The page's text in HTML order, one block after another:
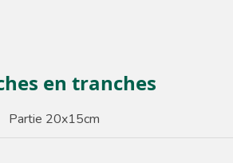
en tranches
Partie 20x15cm